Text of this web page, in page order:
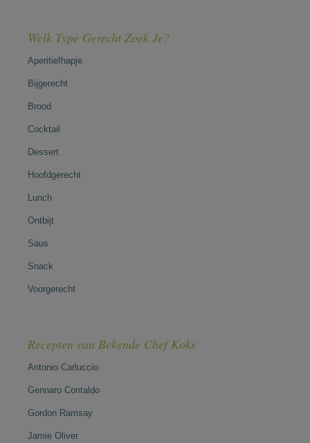
Welk Type Gerecht Zoek Je?
Aperitiefhapje
Bijgerecht
Brood
Cocktail
Dessert
Hoofdgerecht
Lunch
Ontbijt
Saus
Snack
Voorgerecht
Recepten van Bekende Chef Koks
Antonio Carluccio
Gennaro Contaldo
Gordon Ramsay
Jamie Oliver